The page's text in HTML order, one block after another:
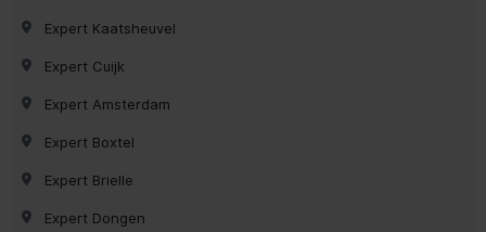
Expert Kaatsheuvel
Expert Cuijk
Expert Amsterdam
Expert Boxtel
Expert Brielle
Expert Dongen